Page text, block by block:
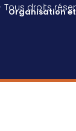
droits
Organisation